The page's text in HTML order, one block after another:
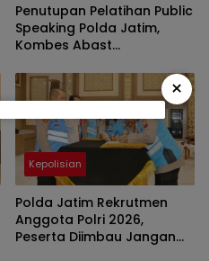
Penutupan Pelatihan Public
Speaking Polda Jatim,
Kombes Abast
Komunikasi yang Jujur dan
Transparan
Kepolisian
Polda Jatim Rekrutmen
Anggota Polri 2026,
Peserta Diimbau Jangan
×